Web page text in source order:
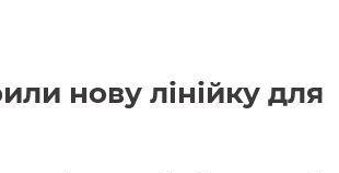
нову лінійку для